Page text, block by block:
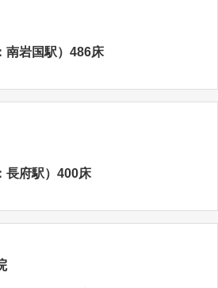
南岩国駅）486床
長府駅）400床